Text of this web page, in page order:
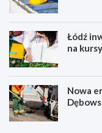
Łódź
na
Nowa
P
Z